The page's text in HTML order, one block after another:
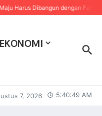
dengan Fakta dan Sains”
EKONOMI
7, 2026 5:40:50 AM